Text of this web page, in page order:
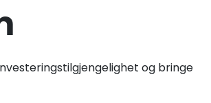
og bringe